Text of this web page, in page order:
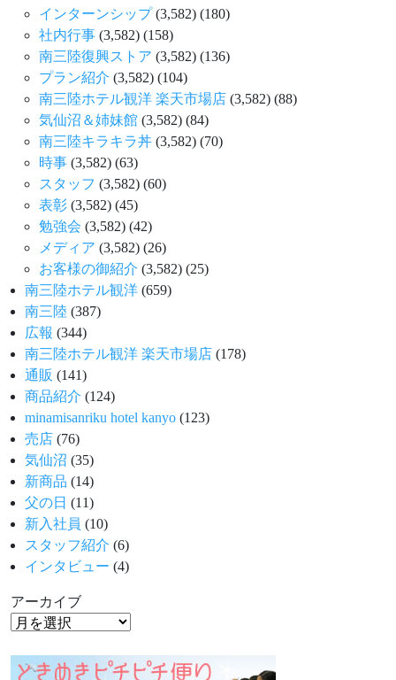
インターンシップ (3,582) (180)
社内行事 (3,582) (158)
南三陸復興ストア (3,582) (136)
プラン紹介 (3,582) (104)
南三陸ホテル観洋 楽天市場店 (3,582) (88)
気仙沼＆姉妹館 (3,582) (84)
南三陸キラキラ丼 (3,582) (70)
時事 (3,582) (63)
スタッフ (3,582) (60)
表彰 (3,582) (45)
勉強会 (3,582) (42)
メディア (3,582) (26)
お客様の御紹介 (3,582) (25)
南三陸ホテル観洋 (659)
南三陸 (387)
広報 (344)
南三陸ホテル観洋 楽天市場店 (178)
通販 (141)
商品紹介 (124)
minamisanriku hotel kanyo (123)
売店 (76)
気仙沼 (35)
新商品 (14)
父の日 (11)
新入社員 (10)
スタッフ紹介 (6)
インタビュー (4)
アーカイブ